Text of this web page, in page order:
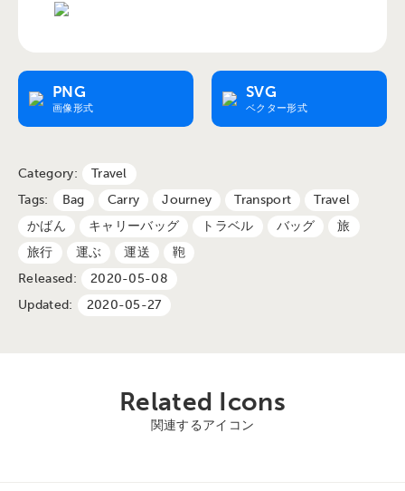
PNG
画像形式
SVG
ベクター形式
Category:
Travel
Tags:
Bag Carry Journey Transport
Travel
かばん
キャリーバッグ トラベル バッグ
旅
旅行
運ぶ 運送
鞄
Released:
2020-05-08
Updated:
2020-05-27
Related Icons
関連するアイコン